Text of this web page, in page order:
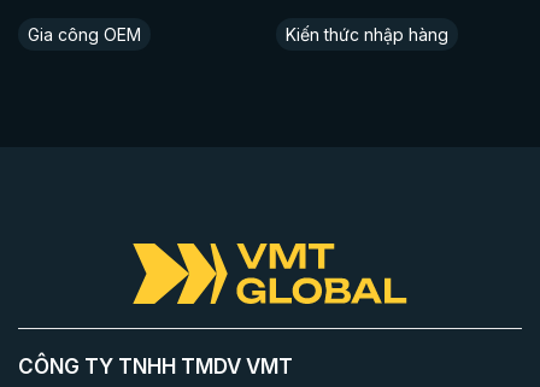
Gia công OEM Kiến thức nhập hàng
CÔNG TY TNHH TMDV VMT